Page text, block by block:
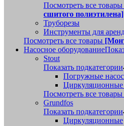
Посмотреть все товары
сшитого полиэтилена]
Труборезы
Инструменты для
Посмотреть все товары
Насосное оборудование
Stout
Показать подкатегории
Погружные
Циркуляционные
Посмотреть все товары
Grundfos
Показать подкатегории
Циркуляционные